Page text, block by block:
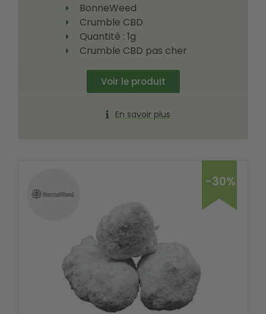
BonneWeed
Crumble CBD
Quantité : 1g
Crumble CBD pas cher
Voir le produit
En savoir plus
-30%